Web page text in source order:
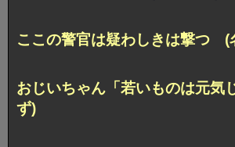
ここの警官は疑わしきは撃つ (
おじいちゃん「若いものは元
ず)